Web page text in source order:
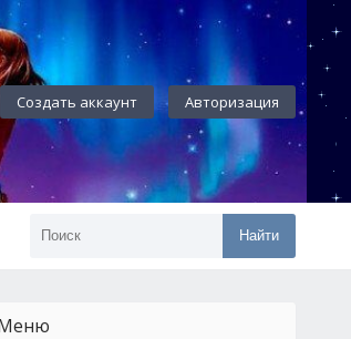
Создать аккаунт Авторизация
Найти